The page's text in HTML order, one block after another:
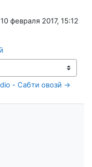
февраля 2017, 15:12
- Сабти овозӣ →